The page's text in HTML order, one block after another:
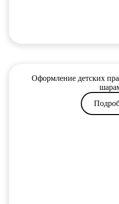
Оформление детских